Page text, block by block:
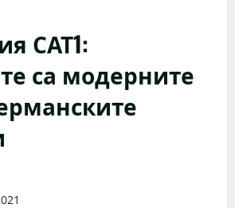
САТ1:
са модерните